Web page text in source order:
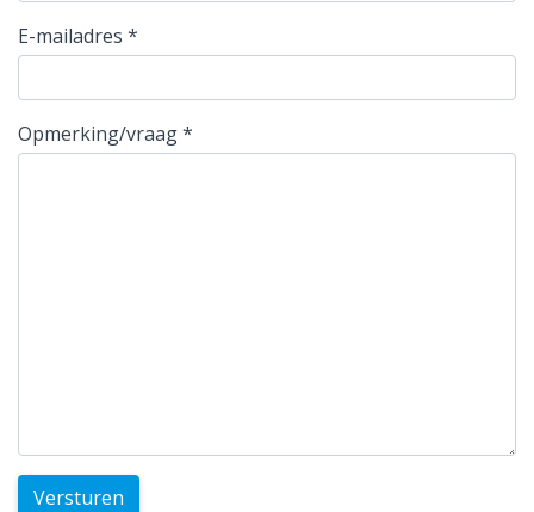
E-mailadres *
Opmerking/vraag*
Versturen